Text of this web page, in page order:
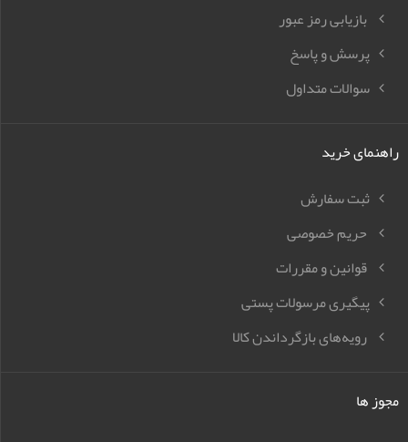
بازیابی رمز عبور
پرسش و پاسخ
سوالات متداول
راهنمای خرید
ثبت سفارش
حریم خصوصی
قوانین و مقررات
پیگیری مرسولات پستی
رویه‌های بازگرداندن کالا
مجوز ها